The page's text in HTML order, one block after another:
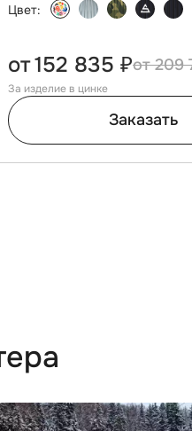
Цвет:
209
от152 835 ₽
За изделие в цинке
Заказать